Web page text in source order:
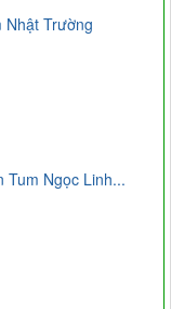
Nhật Trường
Tum Ngọc Linh...